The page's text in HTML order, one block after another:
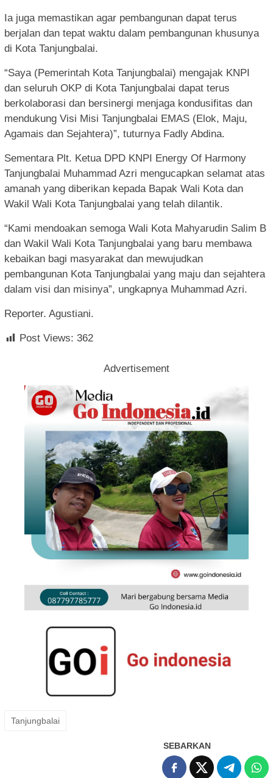
Ia juga memastikan agar pembangunan dapat terus
berjalan dan tepat waktu dalam pembangunan khusunya
di Kota Tanjungbalai.
“Saya (Pemerintah Kota Tanjungbalai) mengajak KNPI
dan seluruh OKP di Kota Tanjungbalai dapat terus
berkolaborasi dan bersinergi menjaga kondusifitas dan
mendukung Visi Misi Tanjungbalai EMAS (Elok, Maju,
Agamais dan Sejahtera)”, tuturnya Fadly Abdina.
Sementara Plt. Ketua DPD KNPI Energy Of Harmony
Tanjungbalai Muhammad Azri mengucapkan selamat atas
amanah yang diberikan kepada Bapak Wali Kota dan
Wakil Wali Kota Tanjungbalai yang telah dilantik.
“Kami mendoakan semoga Wali Kota Mahyarudin Salim B
dan Wakil Wali Kota Tanjungbalai yang baru membawa
kebaikan bagi masyarakat dan mewujudkan
pembangunan Kota Tanjungbalai yang maju dan sejahtera
dalam visi dan misinya”, ungkapnya Muhammad Azri.
Reporter. Agustiani.
Post Views: 362
Advertisement
Tanjungbalai
SEBARKAN